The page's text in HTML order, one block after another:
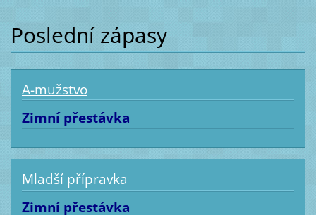
Poslední zápasy
A-mužstvo
Zimní přestávka
Mladší přípravka
Zimní přestávka